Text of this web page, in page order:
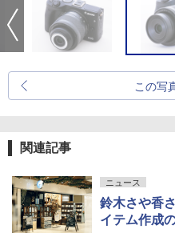
この写
関連記事
ニュース
鈴木さや香
イテム作成